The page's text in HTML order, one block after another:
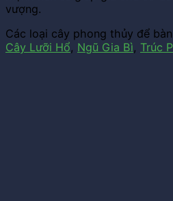
vượng.
Các loại cây phong thủy để
Cây Lưỡi Hổ, Ngũ Gia Bì, Trúc